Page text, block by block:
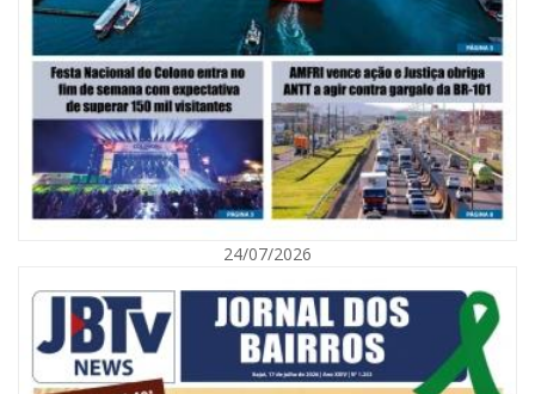
09/08/2026 | 07:00
Mostra Literária ocorrerá no Teatro Bruno Nitz dia 15 de agosto
GERAL
24/07/2026